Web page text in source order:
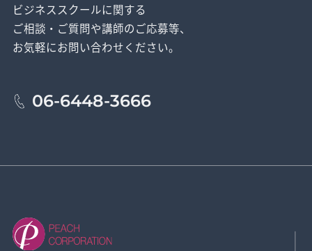
ビジネススクールに関する
ご相談・ご質問や講師のご応募等、
お気軽にお問い合わせください。
06-6448-3666